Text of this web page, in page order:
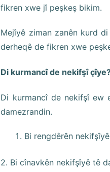
fikren xwe jî peşkeş bikim.
Mejîyê ziman zanên kurd
derheqê de fikren xwe
Di kurmancî de nekifşî
Di kurmancî de nekifşî ew
damezrandin.
Bi rengdêrên
2. Bi cînavkên nekifşîyê tê